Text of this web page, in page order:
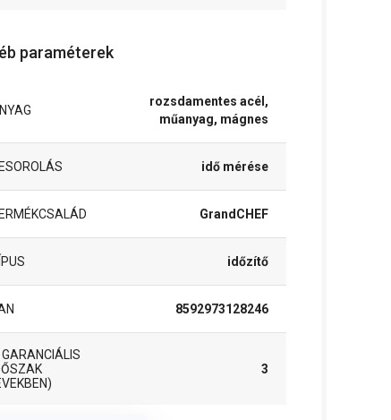
paraméterek
rozsdamentes acél,
műanyag, mágnes
idő mérése
GrandCHEF
időzítő
8592973128246
3